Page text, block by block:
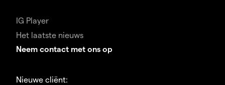
IG Player
Het laatste nieuws
Neem contact met ons op
Nieuwe cliënt: